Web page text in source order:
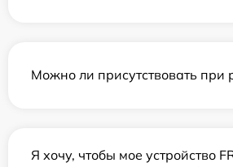
Можно ли присутствовать при
Я хочу, чтобы мое устройство